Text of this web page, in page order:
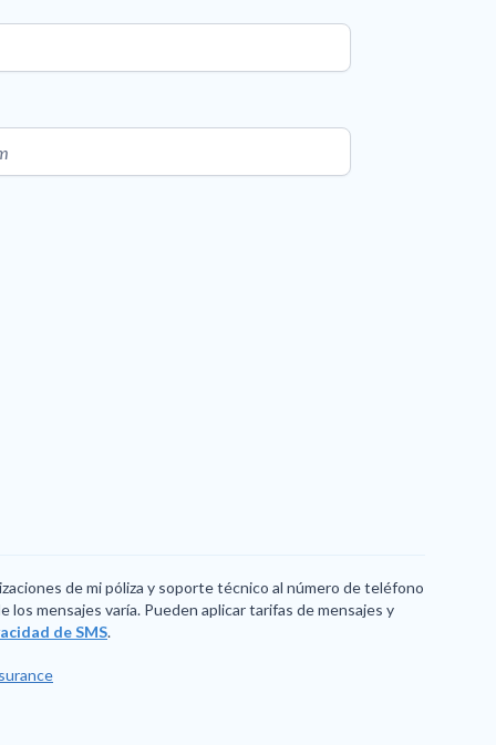
de mi póliza y soporte técnico al número de teléfono
mensajes varía. Pueden aplicar tarifas de mensajes y
de SMS.